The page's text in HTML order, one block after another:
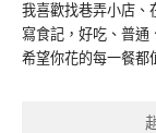
我喜歡找巷弄小店、
寫食記，好吃、普
希望你花的每一餐都